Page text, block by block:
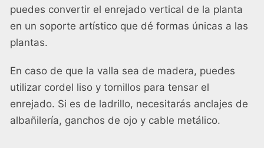
puedes convertir el enrejado vertical de la planta
en un soporte artístico que dé formas únicas a las
plantas.
En caso de que la valla sea de madera, puedes
utilizar cordel liso y tornillos para tensar el
enrejado. Si es de ladrillo, necesitarás anclajes de
albañilería, ganchos de ojo y cable metálico.